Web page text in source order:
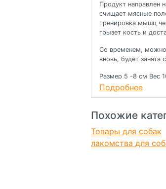
Продукт направлен
счищает мясные
тренировка мышц
грызет кость и
Со временем, можно
вновь, будет занята
Размер 5 -8 см Вес
Подробнее
Похожие
Товары для собак
лакомства для